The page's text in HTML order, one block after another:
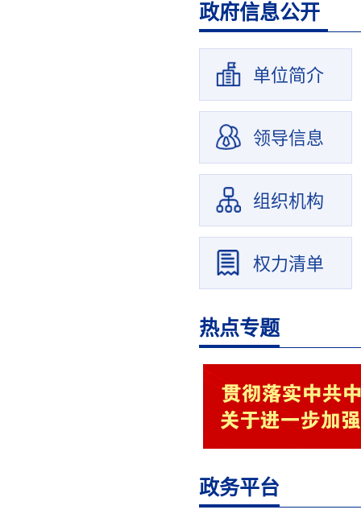
政府信息公开
单位简介
领导信息
组织机构
权力清单
热点专题
政务平台